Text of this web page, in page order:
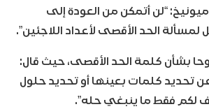
“لن أتمكن من العودة إلى
الحد الأقصى لأعداد اللاجئين”.
بشأن كلمة الحد الأقصى، حيث قال:
عن تحديد كلمات بعينها أو تحديد حلول
لكم فقط ما ينبغي حله”.